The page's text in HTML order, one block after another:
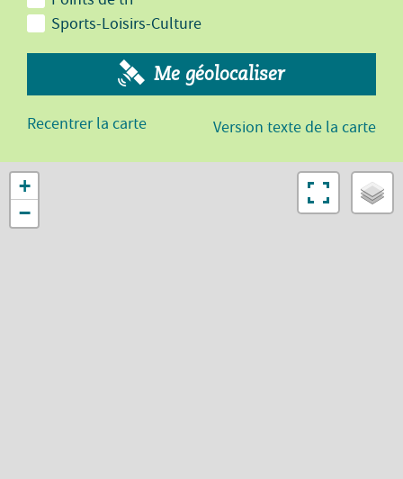
Sports-Loisirs-Culture
Me géolocaliser
Recentrer la carte Version texte de la carte
+
−